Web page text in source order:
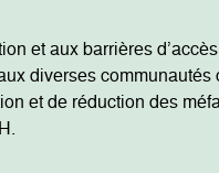
et aux barrières
diverses
et de réduction des